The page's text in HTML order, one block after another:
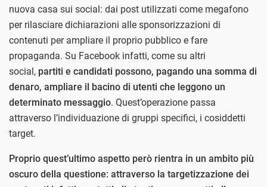
nuova casa sui social: dai post utilizzati come megafono
per rilasciare dichiarazioni alle sponsorizzazioni di
contenuti per ampliare il proprio pubblico e fare
propaganda. Su Facebook infatti, come su altri
social, partiti e candidati possono, pagando una somma di
denaro, ampliare il bacino di utenti che leggono un
determinato messaggio. Quest’operazione passa
attraverso l’individuazione di gruppi specifici, i cosiddetti
target.
Proprio quest’ultimo aspetto però rientra in un ambito più
oscuro della questione: attraverso la targetizzazione dei